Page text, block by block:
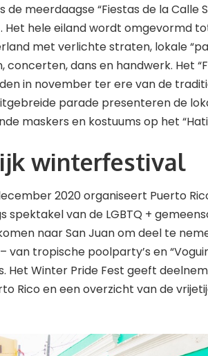
de meerdaagse “Fiestas de la Calle
Het hele eiland wordt omgevormd
met verlichte straten, lokale
concerten, dans en handwerk. Het
in november ter ere van de
parade presenteren de
maskers en kostuums op het
winterfestival
2020 organiseert Puerto
spektakel van de LGBTQ +
naar San Juan om deel te
van tropische poolparty’s en
Het Winter Pride Fest geeft
Rico en een overzicht van de